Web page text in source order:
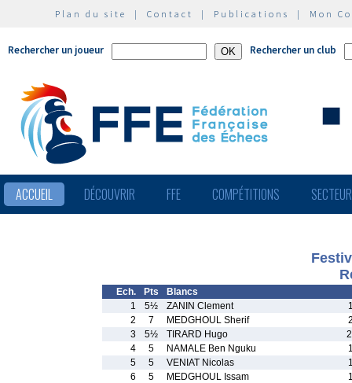
Plan du site | Contact | Publications | Mon
Rechercher un joueur Rechercher un club
ACCUEIL DÉCOUVRIR FFE COMPÉTITIONS
Ech. Pts
Blancs
1
5½ ZANIN Clement
2
7 MEDGHOUL Sherif
3
5½ TIRARD Hugo
4
5 NAMALE Ben Nguku
5
5 VENIAT Nicolas
6
5 MEDGHOUL Issam